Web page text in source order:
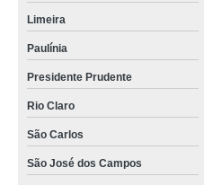
Limeira
Paulínia
Presidente Prudente
Rio Claro
São Carlos
São José dos Campos